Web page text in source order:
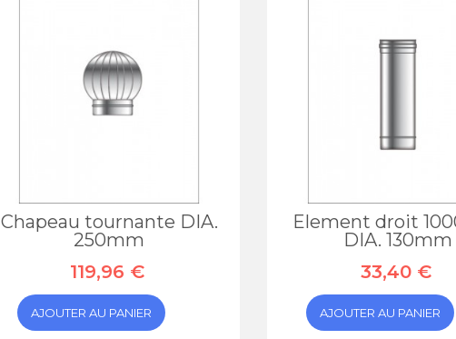
Chapeau tournante DIA.
250mm
119,96 €
AJOUTER AU PANIER
Element droit
DIA. 130mm
33,40 €
AJOUTER AU PANIER